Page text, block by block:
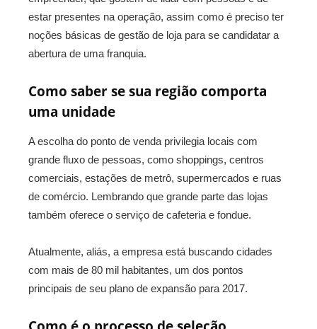
estar presentes na operação, assim como é preciso ter
noções básicas de gestão de loja para se candidatar a
abertura de uma franquia.
Como saber se sua região comporta
uma unidade
A escolha do ponto de venda privilegia locais com
grande fluxo de pessoas, como shoppings, centros
comerciais, estações de metrô, supermercados e ruas
de comércio. Lembrando que grande parte das lojas
também oferece o serviço de cafeteria e fondue.
Atualmente, aliás, a empresa está buscando cidades
com mais de 80 mil habitantes, um dos pontos
principais de seu plano de expansão para 2017.